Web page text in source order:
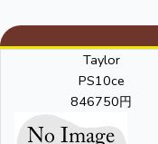
Taylor
PS10ce
846750円